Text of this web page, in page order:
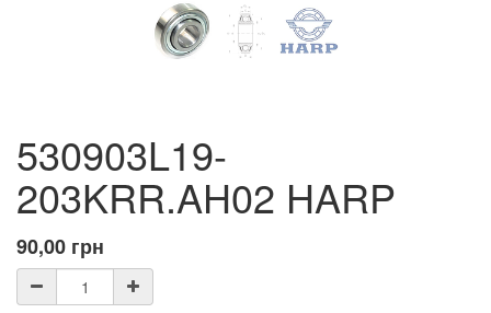
530903L19-
203KRR.AH02 HARP
90,00 грн